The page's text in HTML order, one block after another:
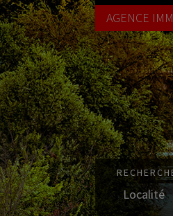
AGENCE
Localité